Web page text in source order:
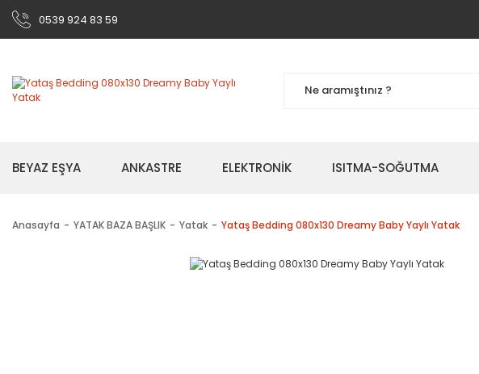
0539 924 83 59
BEYAZ EŞYA ANKASTRE ELEKTRONİK ISITMA-SOĞUTMA
Anasayfa YATAK BAZA BAŞLIK Yatak Yataş Bedding 080x130 Dreamy Baby Yaylı Yatak